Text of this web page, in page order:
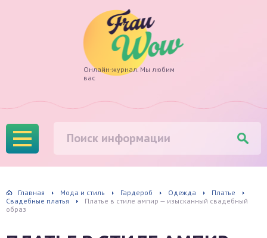
Frau
Wow
Онлайн-журнал. Мы любим
вас
Главная Мода и стиль Гардероб Одежда
Платье
Свадебные платья
Платье в стиле ампир — изысканный свадебный
образ